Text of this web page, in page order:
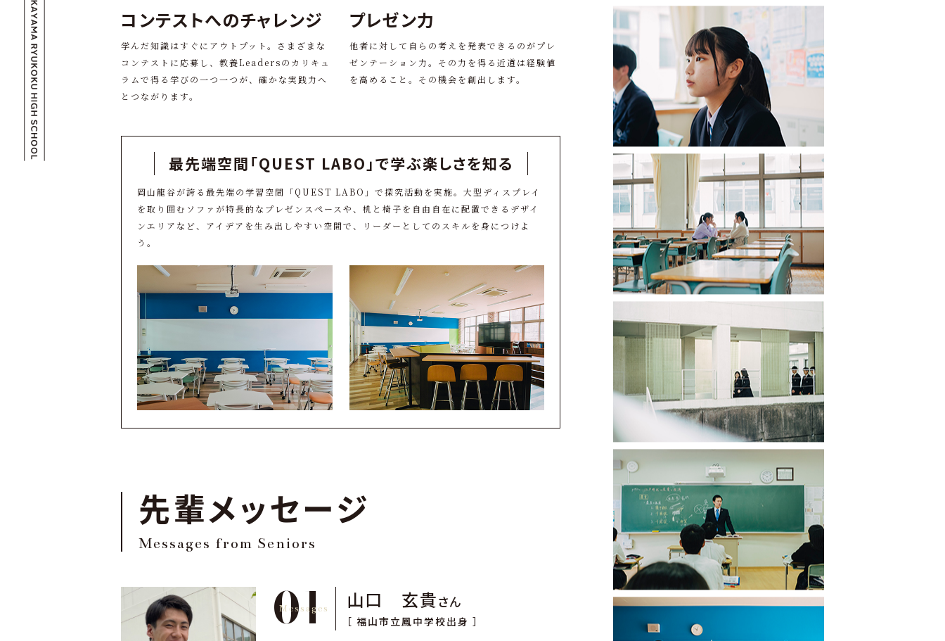
コンテストへのチャレンジ
学んだ知識はすぐにアウトプット。さまざまな
コンテストに応募し、教養Leadersのカリキュ
ラムで得る学びの一つ一つが、確かな実践力へ
とつながります。
プレゼン力
他者に対して自らの考えを発表できるのがプレ
ゼンテーション力。その力を得る近道は経験値
を高めること。その機会を創出します。
最先端空間 「QUEST LABO」で学ぶ楽しさを知る
岡山龍谷が誇る最先端の学習空間「QUEST LABO」で探究活動を実施。大型ディスプレイ
を取り囲むソファが特長的なプレゼンスペースや、机と椅子を自由自在に配置できるデザイ
ンエリアなど、アイデアを生み出しやすい空間で、リーダーとしてのスキルを身につけよ
う。
先輩メッセージ
Messages from Seniors
01 山口 玄貴さん
［ 福山市立鳳中学校出身 ］